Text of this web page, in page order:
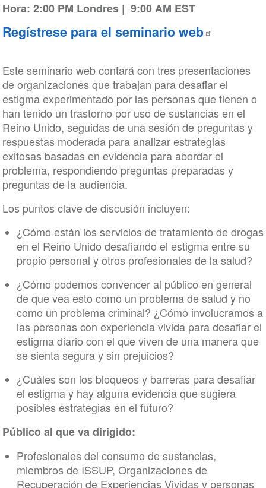
Hora: 2:00 PM Londres | 9:00 AM EST
Regístrese para el seminario web
Este seminario web contará con tres presentaciones
de organizaciones que trabajan para desafiar el
estigma experimentado por las personas que tienen o
han tenido un trastorno por uso de sustancias en el
Reino Unido, seguidas de una sesión de preguntas y
respuestas moderada para analizar estrategias
exitosas basadas en evidencia para abordar el
problema, respondiendo preguntas preparadas y
preguntas de la audiencia.
Los puntos clave de discusión incluyen:
¿Cómo están los servicios de tratamiento de drogas
en el Reino Unido desafiando el estigma entre su
propio personal y otros profesionales de la salud?
¿Cómo podemos convencer al público en general
de que vea esto como un problema de salud y no
como un problema criminal? ¿Cómo involucramos a
las personas con experiencia vivida para desafiar el
estigma diario con el que viven de una manera que
se sienta segura y sin prejuicios?
¿Cuáles son los bloqueos y barreras para desafiar
el estigma y hay alguna evidencia que sugiera
posibles estrategias en el futuro?
Público al que va dirigido:
Profesionales del consumo de sustancias,
miembros de ISSUP, Organizaciones de
Recuperación de Experiencias Vividas y personas